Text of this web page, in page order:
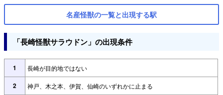
名産怪獣の一覧と出現する駅
「長崎怪獣サラウドン」の出現条件
1 長崎が目的地ではない
2 神戸、木之本、伊賀、仙崎のいずれかに止まる